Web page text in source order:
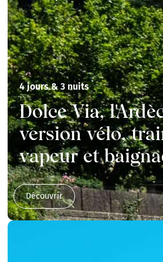
4 jours & 3 nuits
Dolce Via,
version vélo,
vapeur et
Découvrir